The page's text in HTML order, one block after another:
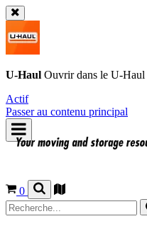
U-Haul Ouvrir dans le U-Haul
Actif
Passer au contenu principal
0